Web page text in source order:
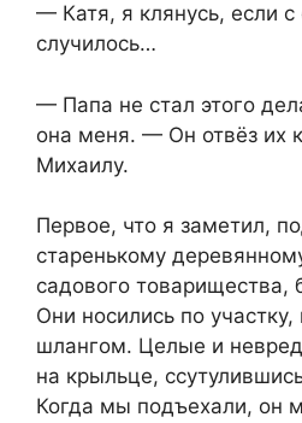
— Катя, я клянусь, если
случилось…
— Папа не стал этого
она меня. — Он отвёз их
Михаилу.
Первое, что я заметил,
старенькому
садового товарищества,
Они носились по
шлангом. Целые и
на крыльце,
Когда мы подъехали, он